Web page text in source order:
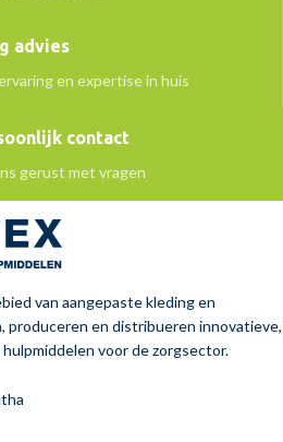
advies
en expertise in huis
contact
gerust met vragen
van aangepaste kleding en
produceren en distribueren innovatieve,
voor de zorgsector.